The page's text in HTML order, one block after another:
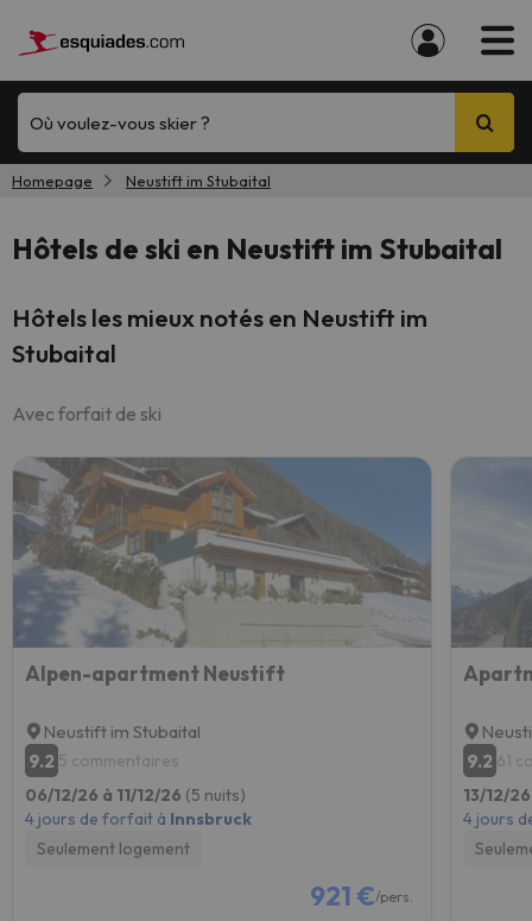
Où voulez-vous skier ?
Homepage Neustift im Stubaital
Hôtels de ski en Neustift im Stubaital
Hôtels les mieux notés en Neustift im
Stubaital
Avec forfait de ski
Alpen-apartment Neustift
Neustift im Stubaital
9.2 5 commentaires
06/12/26 à 11/12/26 (5 nuits)
4 jours de forfait à Innsbruck
Seulement logement
921 €/pers.
9.2 61
13/12/
4 jours